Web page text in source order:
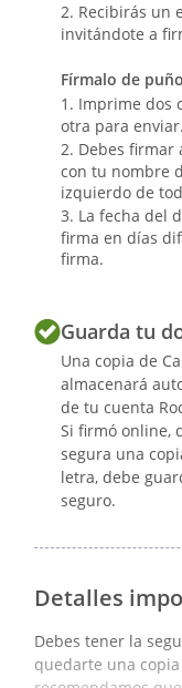
Recibirás un
invitándote a
Fírmalo de
Imprime dos
otra para enviar.
Debes firmar
con tu nombre
izquierdo de
La fecha del
firma en días
firma.
Guarda tu
Una copia de
almacenará
de tu cuenta
Si firmó online,
segura una
letra, debe
seguro.
Detalles
Debes tener la
quedarte una